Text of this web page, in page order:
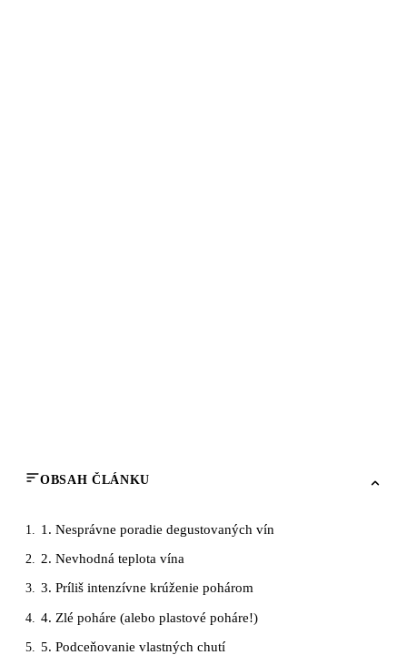
OBSAH ČLÁNKU
1. 1. Nesprávne poradie degustovaných vín
2. 2. Nevhodná teplota vína
3. 3. Príliš intenzívne krúženie pohárom
4. 4. Zlé poháre (alebo plastové poháre!)
5. 5. Podceňovanie vlastných chutí